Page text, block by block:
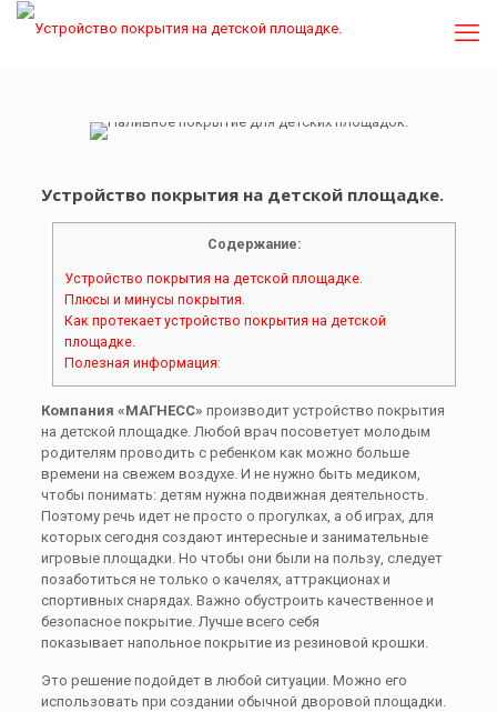
Устройство покрытия на детской площадке.
Содержание:
Устройство покрытия на детской площадке.
Плюсы и минусы покрытия.
Как протекает устройство покрытия на детской
площадке.
Полезная информация:
Компания «МАГНЕСС» производит устройство покрытия
на детской площадке. Любой врач посоветует молодым
родителям проводить с ребенком как можно больше
времени на свежем воздухе. И не нужно быть медиком,
чтобы понимать: детям нужна подвижная деятельность.
Поэтому речь идет не просто о прогулках, а об играх, для
которых сегодня создают интересные и занимательные
игровые площадки. Но чтобы они были на пользу, следует
позаботиться не только о качелях, аттракционах и
спортивных снарядах. Важно обустроить качественное и
безопасное покрытие. Лучше всего себя
показывает напольное покрытие из резиновой крошки.
Это решение подойдет в любой ситуации. Можно его
использовать при создании обычной дворовой площадки.